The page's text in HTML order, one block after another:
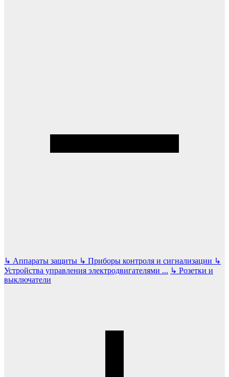
↳ Аппараты защиты ↳ Приборы контроля и сигнализации ↳
Устройства управления электродвигателями ... ↳ Розетки и
выключатели